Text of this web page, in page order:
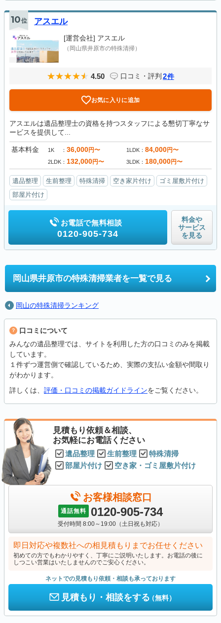
10位 アスエル
[運営会社] アスエル
（岡山県井原市の特殊清掃）
4.50 口コミ・評判 2件
お気に入りに追加
アスエルは遺品整理士の資格を持つスタッフによる懇切丁寧なサ
ービスを提供して...
基本料金 1K 36,000円〜 1LDK 84,000円〜
2LDK 132,000円〜 3LDK 180,000円〜
遺品整理 生前整理 特殊清掃 空き家片付け
ゴミ屋敷片付け
部屋片付け
お電話で無料相談
0120-905-734
料金や
サービス
を見る
岡山県井原市の特殊清掃業者を一覧で見る
岡山の特殊清掃ランキング
口コミについて
みんなの遺品整理では、サイトを利用した方の口コミのみを掲載
しています。
１件ずつ運営側で確認しているため、実際の支払い金額や間取り
がわかります。
詳しくは、 評価・口コミの掲載ガイドラインをご覧ください。
見積もり依頼＆相談、
お気軽にお電話ください
遺品整理 生前整理
特殊清掃
部屋片付け
空き家・ゴミ屋敷片付け
お客様相談窓口
通話無料 0120-905-734
受付時間 8:00～19:00（土日祝も対応）
即日対応や複数社への相見積もりまでお任せください
初めての方でもわかりやすく、丁寧にご説明いたします。お電話の後に
しつこい営業はいたしませんのでご安心ください。
ネットでの見積もり依頼・相談も承っております
見積もり・相談をする（無料）